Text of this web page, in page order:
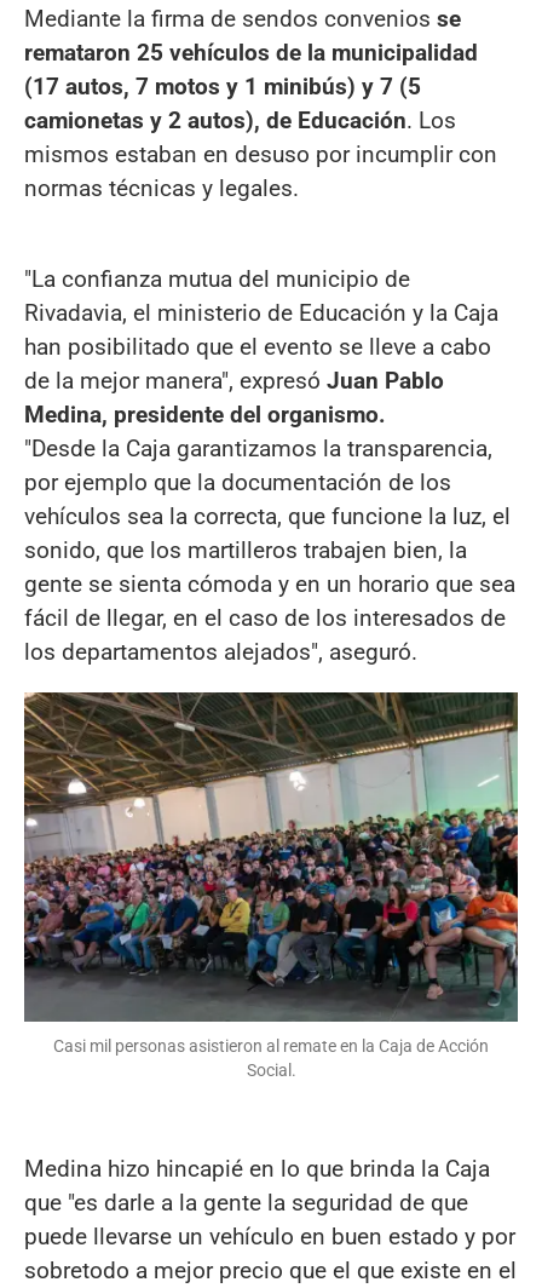
Mediante la firma de sendos convenios se
remataron 25 vehículos de la municipalidad
(17 autos, 7 motos y 1 minibús) y 7 (5
camionetas y 2 autos), de Educación. Los
mismos estaban en desuso por incumplir con
normas técnicas y legales.
"La confianza mutua del municipio de
Rivadavia, el ministerio de Educación y la Caja
han posibilitado que el evento se lleve a cabo
de la mejor manera", expresó Juan Pablo
Medina, presidente del organismo.
"Desde la Caja garantizamos la transparencia,
por ejemplo que la documentación de los
vehículos sea la correcta, que funcione la luz, el
sonido, que los martilleros trabajen bien, la
gente se sienta cómoda y en un horario que sea
fácil de llegar, en el caso de los interesados de
los departamentos alejados", aseguró.
Casi mil personas asistieron al remate en la Caja de Acción
Social.
Medina hizo hincapié en lo que brinda la Caja
que "es darle a la gente la seguridad de que
puede llevarse un vehículo en buen estado y por
sobretodo a mejor precio que el que existe en el